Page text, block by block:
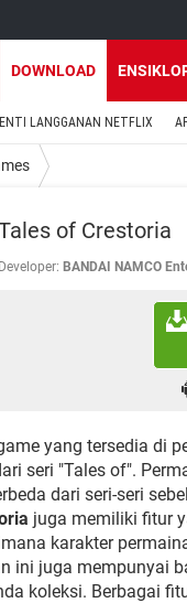
DOWNLOAD
LANGGANAN NETFLIX
of Crestoria
Developer: BANDAI NAMCO
yang tersedia di
seri "Tales of".
dari seri-seri
juga memiliki fitur
karakter
ini juga mempunyai
koleksi. Berbagai